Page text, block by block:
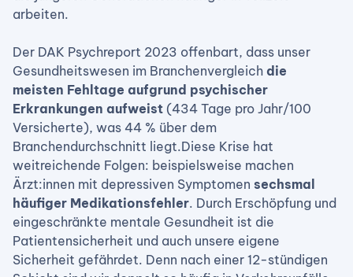
arbeiten.
Der DAK Psychreport 2023 offenbart, dass unser
Gesundheitswesen im Branchenvergleich die
meisten Fehltage aufgrund psychischer
Erkrankungen aufweist (434 Tage pro Jahr/100
Versicherte), was 44 % über dem
Branchendurchschnitt liegt.Diese Krise hat
weitreichende Folgen: beispielsweise machen
Ärzt:innen mit depressiven Symptomen sechsmal
häufiger Medikationsfehler. Durch Erschöpfung und
eingeschränkte mentale Gesundheit ist die
Patientensicherheit und auch unsere eigene
Sicherheit gefährdet. Denn nach einer 12-stündigen